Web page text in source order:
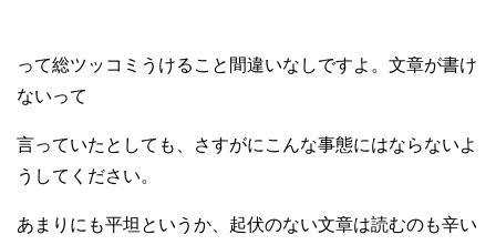
って総ツッコミうけること間違いなしですよ。文章が書け
ないって
言っていたとしても、さすがにこんな事態にはならないよ
うしてください。
あまりにも平坦というか、起伏のない文章は読むのも辛い